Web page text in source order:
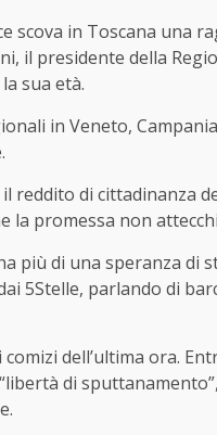
scova in Toscana una
il presidente della
sua età.
in Veneto,
reddito di cittadinanza
la promessa non
più di una speranza
5Stelle, parlando di
dell’ultima ora.
di